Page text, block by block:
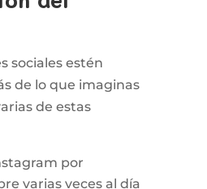
sociales estén
de lo que imaginas
de estas
por
varias veces al día